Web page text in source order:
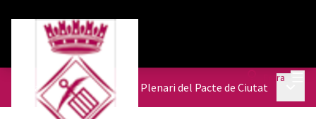
Entra
Trobades/Constitució del Plenari del Pacte de Ciutat